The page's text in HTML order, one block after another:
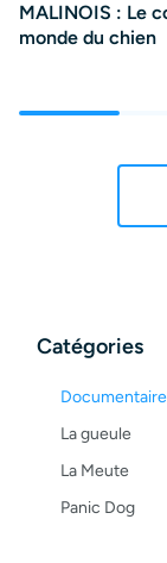
Catégories
Documentaire
La gueule
La Meute
Panic Dog
MALINOIS : Le
monde du chien